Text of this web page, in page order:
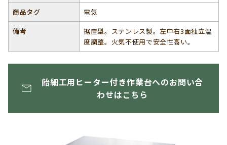
商品タグ
電気
備考
据置型。ステンレス製。左中右3面独立温
度調整。火気不使用で安全性高い。
飴細工用ヒーター付き作業台へのお問い合
わせはこちら